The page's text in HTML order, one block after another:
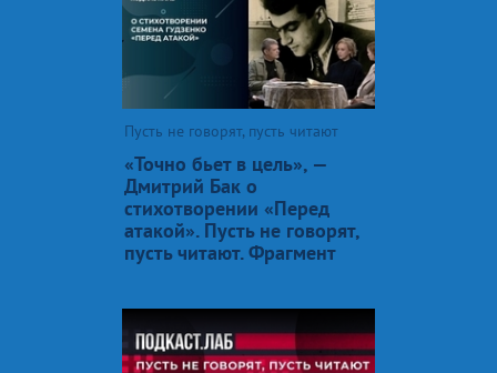
Пусть не говорят, пусть читают
«Точно бьет в цель», —
Дмитрий Бак о
стихотворении «Перед
атакой». Пусть не говорят,
пусть читают. Фрагмент